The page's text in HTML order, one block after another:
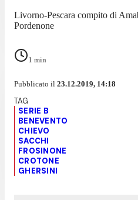
Livorno-Pescara compito di
Pordenone
1 min
Pubblicato il 23.12.2019, 14:18
SERIE B
BENEVENTO
CHIEVO
SACCHI
FROSINONE
CROTONE
GHERSINI